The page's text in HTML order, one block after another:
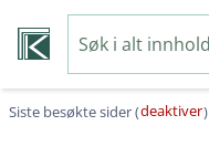
Siste besøkte sider (deaktiver)